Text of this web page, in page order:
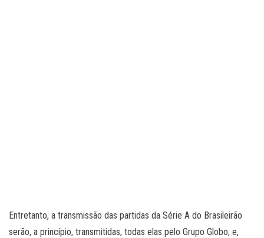
Entretanto, a transmissão das partidas da Série A do Brasileirão
serão, a princípio, transmitidas, todas elas pelo Grupo Globo, e,